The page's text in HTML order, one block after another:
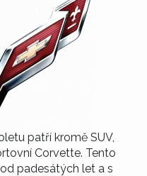
patří kromě SUV,
Corvette. Tento
padesátých let a s